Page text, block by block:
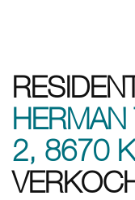
HERMAN
2, 8670